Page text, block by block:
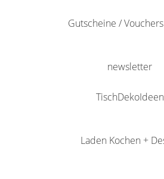
Gutscheine /
newsletter
TischDekoIdeen
Laden Kochen +